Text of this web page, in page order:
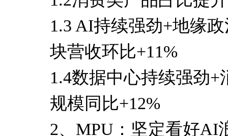
1.3 AI持续强劲+地缘
块营收环比+11%
1.4数据中心持续强劲
规模同比+12%
2、MPU：坚定看好AI